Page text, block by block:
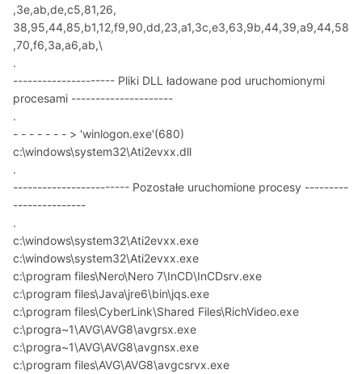
,3e,ab,de,c5,81,26,
38,95,44,85,b1,12,f9,90,dd,23,a1,3c,e3,63,9b,44,39,a9,44,58
,70,f6,3a,a6,ab,\
.
--------------------- Pliki DLL ładowane pod uruchomionymi
procesami ---------------------
.
- - - - - - - > 'winlogon.exe'(680)
c:\windows\system32\Ati2evxx.dll
.
------------------------ Pozostałe uruchomione procesy ---------
---------------
.
c:\windows\system32\Ati2evxx.exe
c:\windows\system32\Ati2evxx.exe
c:\program files\Nero\Nero 7\InCD\InCDsrv.exe
c:\program files\Java\jre6\bin\jqs.exe
c:\program files\CyberLink\Shared Files\RichVideo.exe
c:\progra~1\AVG\AVG8\avgrsx.exe
c:\progra~1\AVG\AVG8\avgnsx.exe
c:\program files\AVG\AVG8\avgcsrvx.exe